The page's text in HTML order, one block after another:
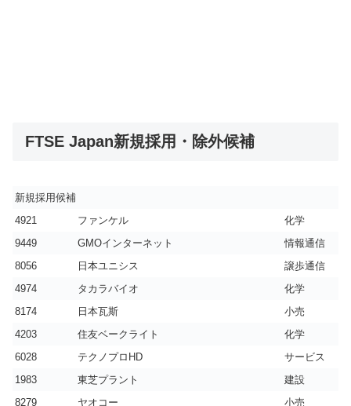
FTSE Japan新規採用・除外候補
新規採用候補
4921
ファンケル
化学
9449
GMOインターネット
情報通信
8056
日本ユニシス
譲歩通信
4974
タカラバイオ
化学
8174
日本瓦斯
小売
4203
住友ベークライト
化学
6028
テクノプロHD
サービス
1983
東芝プラント
建設
8279
ヤオコー 小売